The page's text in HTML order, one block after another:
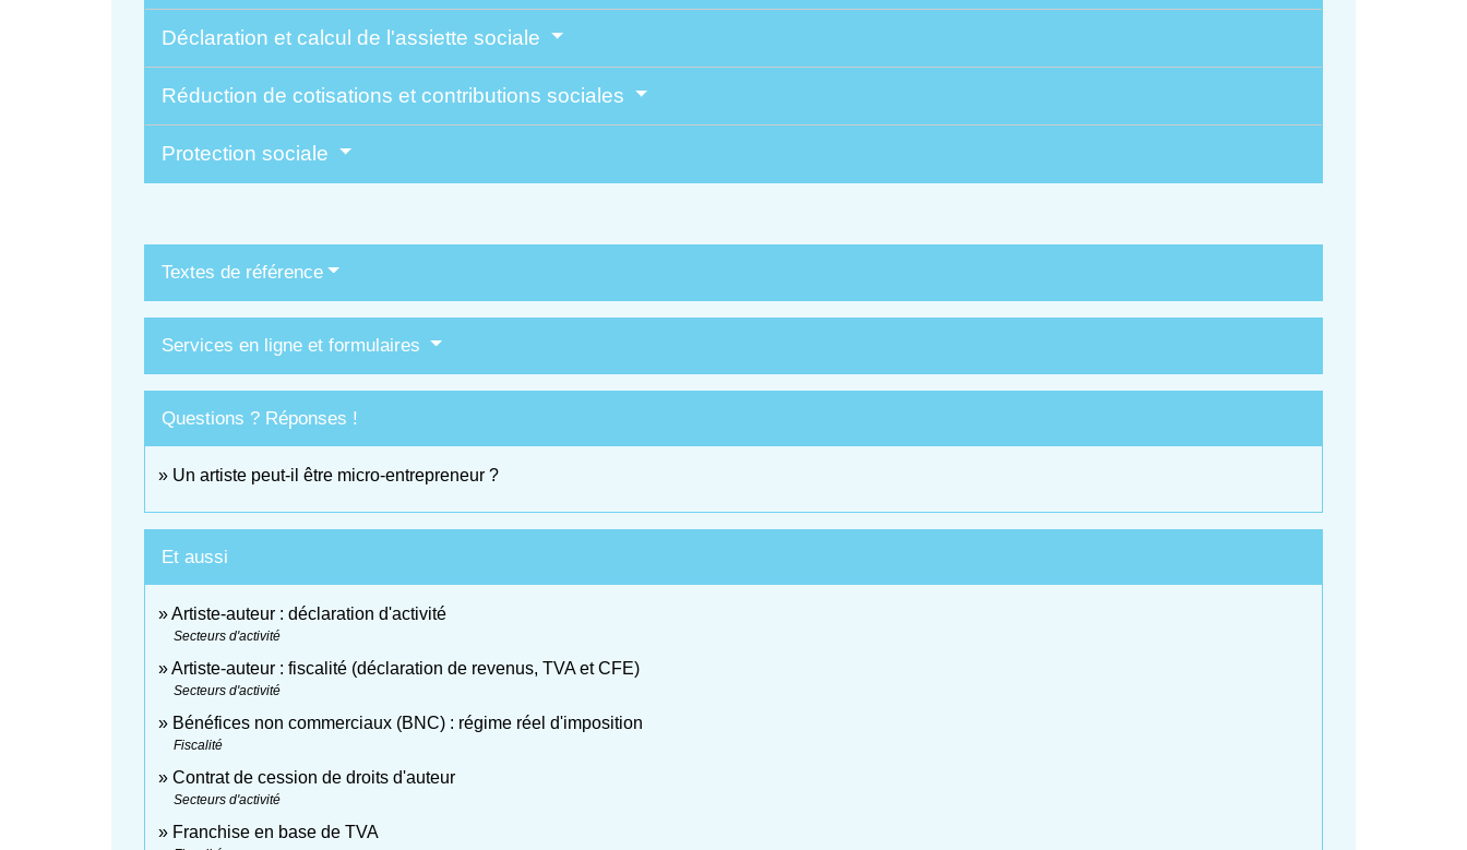
Déclaration et calcul de l'assiette sociale
Réduction de cotisations et contributions sociales
Protection sociale
Textes de référence
Services en ligne et formulaires
Questions ? Réponses !
Un artiste peut-il être micro-entrepreneur ?
Et aussi
Artiste-auteur : déclaration d'activité
Secteurs d'activité
Artiste-auteur : fiscalité (déclaration de revenus, TVA et CFE)
Secteurs d'activité
Bénéfices non commerciaux (BNC) : régime réel d'imposition
Fiscalité
Contrat de cession de droits d'auteur
Secteurs d'activité
Franchise en base de TVA